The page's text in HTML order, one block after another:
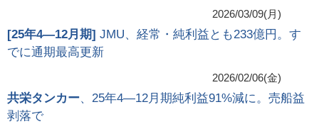
2026/03/09(月)
[25年4―12月期] JMU、経常・純利益とも233億円。す
でに通期最高更新
2026/02/06(金)
共栄タンカー、25年4―12月期純利益91%減に。売船益
剥落で